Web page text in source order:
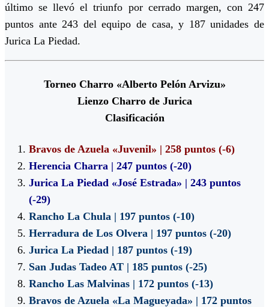
último se llevó el triunfo por cerrado margen, con 247
puntos ante 243 del equipo de casa, y 187 unidades de
Jurica La Piedad.
Torneo Charro «Alberto Pelón Arvizu»
Lienzo Charro de Jurica
Clasificación
Bravos de Azuela «Juvenil» | 258 puntos (-6)
Herencia Charra | 247 puntos (-20)
Jurica La Piedad «José Estrada» | 243 puntos
(-29)
Rancho La Chula | 197 puntos (-10)
Herradura de Los Olvera | 197 puntos (-20)
Jurica La Piedad | 187 puntos (-19)
San Judas Tadeo AT | 185 puntos (-25)
Rancho Las Malvinas | 172 puntos (-13)
Bravos de Azuela «La Magueyada» | 172 puntos